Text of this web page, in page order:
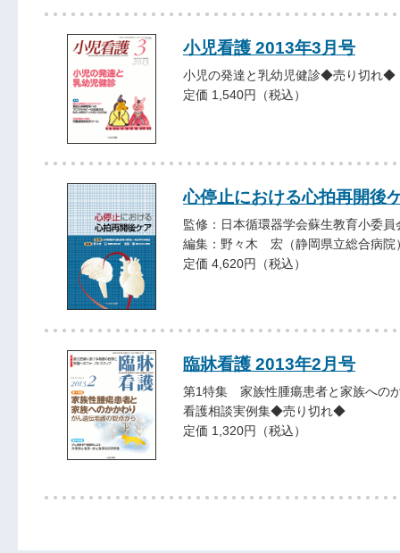
小児看護 2013年3月号
小児の発達と乳幼児健診◆売り切れ◆
定価 1,540円（税込）
心停止における心拍再開後
監修：日本循環器学会蘇生教育小委
編集：野々木 宏（静岡県立総合病院
定価 4,620円（税込）
臨牀看護 2013年2月号
第1特集 家族性腫瘍患者と家族への
看護相談実例集◆売り切れ◆
定価 1,320円（税込）